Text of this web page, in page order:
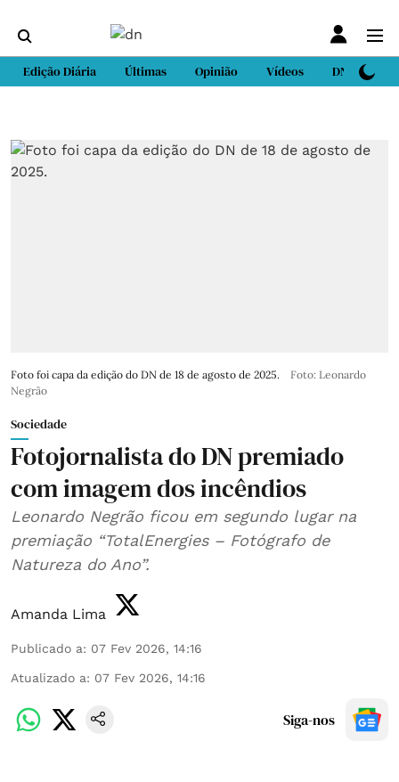
Edição Diária Últimas Opinião Vídeos DN Sport
Foto foi capa da edição do DN de 18 de agosto de 2025.
Foto: Leonardo
Negrão
Sociedade
Fotojornalista do DN premiado
com imagem dos incêndios
Leonardo Negrão ficou em segundo lugar na
premiação “TotalEnergies – Fotógrafo de
Natureza do Ano”.
Amanda Lima
Publicado a: 07 Fev 2026, 14:16
Atualizado a: 07 Fev 2026, 14:16
Siga-nos